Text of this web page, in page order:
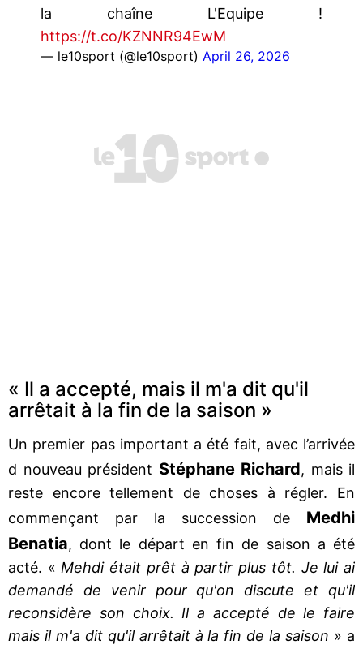
la chaîne L'Equipe !
https://t.co/KZNNR94EwM
— le10sport (@le10sport) April 26, 2026
« Il a accepté, mais il m'a dit qu'il
arrêtait à la fin de la saison »
Un premier pas important a été fait, avec l’arrivée
d nouveau président Stéphane Richard, mais il
reste encore tellement de choses à régler. En
commençant par la succession de Medhi
Benatia, dont le départ en fin de saison a été
acté. « Mehdi était prêt à partir plus tôt. Je lui ai
demandé de venir pour qu'on discute et qu'il
reconsidère son choix. Il a accepté de le faire
mais il m'a dit qu'il arrêtait à la fin de la saison » a